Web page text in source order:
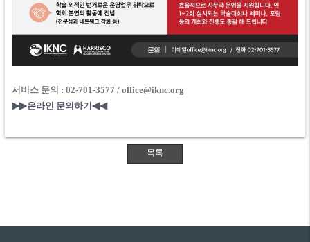
서비스 문의 : 02-701-3577 / office@iknc.org
▶▶​​온라인 문의하기 ◀◀